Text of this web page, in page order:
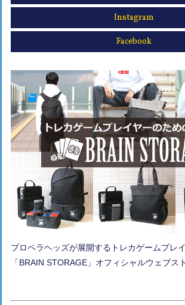
Instagram
Facebook
プロペラヘッズが展開するトレカゲームプレ
「BRAIN STORAGE」オフィシャルウェブス